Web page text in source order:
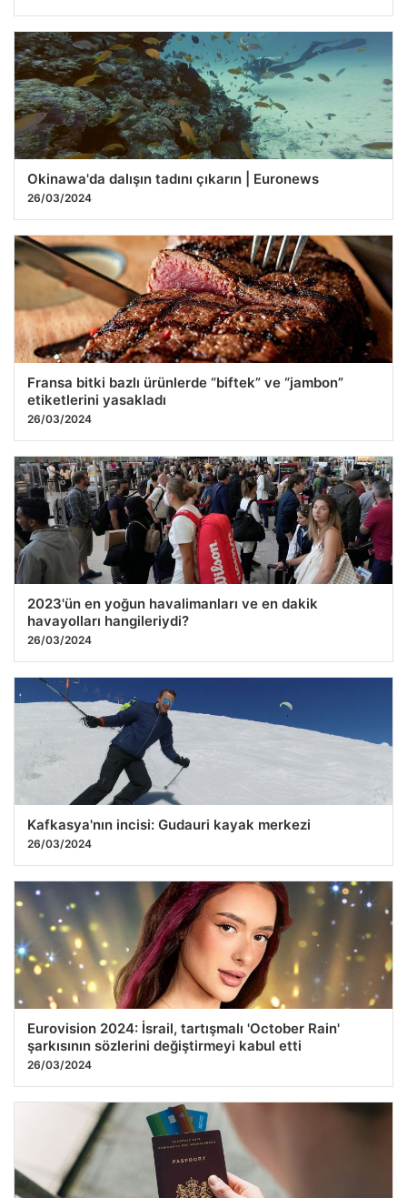
Okinawa'da dalışın tadını çıkarın | Euronews
26/03/2024
Fransa bitki bazlı ürünlerde “biftek” ve “jambon”
etiketlerini yasakladı
26/03/2024
2023'ün en yoğun havalimanları ve en dakik
havayolları hangileriydi?
26/03/2024
Kafkasya'nın incisi: Gudauri kayak merkezi
26/03/2024
Eurovision 2024: İsrail, tartışmalı 'October Rain'
şarkısının sözlerini değiştirmeyi kabul etti
26/03/2024